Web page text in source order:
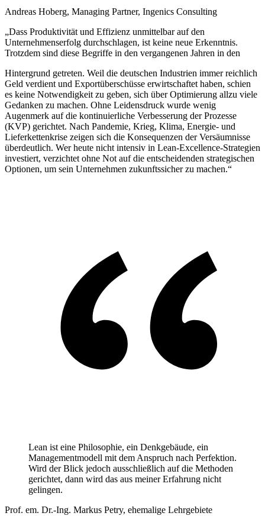
Andreas Hoberg, Managing Partner, Ingenics Consulting
„Dass Produktivität und Effizienz unmittelbar auf den
Unternehmenserfolg durchschlagen, ist keine neue Erkenntnis.
Trotzdem sind diese Begriffe in den vergangenen Jahren in den
Hintergrund getreten. Weil die deutschen Industrien immer reichlich
Geld verdient und Exportüberschüsse erwirtschaftet haben, schien
es keine Notwendigkeit zu geben, sich über Optimierung allzu viele
Gedanken zu machen. Ohne Leidensdruck wurde wenig
Augenmerk auf die kontinuierliche Verbesserung der Prozesse
(KVP) gerichtet. Nach Pandemie, Krieg, Klima, Energie- und
Lieferkettenkrise zeigen sich die Konsequenzen der Versäumnisse
überdeutlich. Wer heute nicht intensiv in Lean-Excellence-Strategien
investiert, verzichtet ohne Not auf die entscheidenden strategischen
Optionen, um sein Unternehmen zukunftssicher zu machen.“
Lean ist eine Philosophie, ein Denkgebäude, ein
Managementmodell mit dem Anspruch nach Perfektion.
Wird der Blick jedoch ausschließlich auf die Methoden
gerichtet, dann wird das aus meiner Erfahrung nicht
gelingen.
Prof. em. Dr.-Ing. Markus Petry, ehemalige Lehrgebiete